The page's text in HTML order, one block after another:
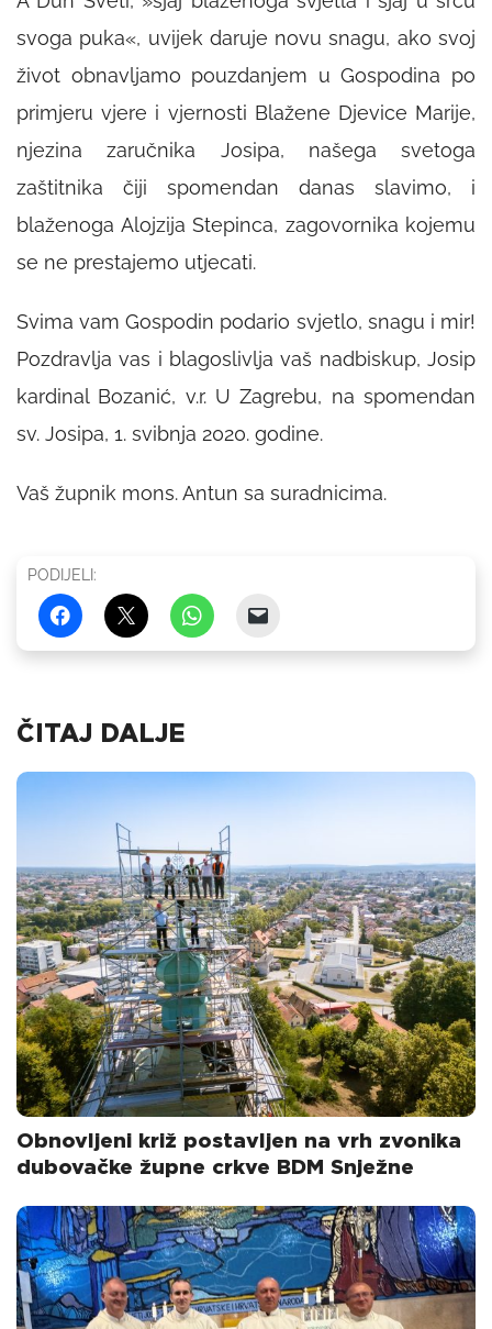
svoga puka«, uvijek daruje novu snagu, ako svoj
život obnavljamo pouzdanjem u Gospodina po
primjeru vjere i vjernosti Blažene Djevice Marije,
njezina zaručnika Josipa, našega svetoga
zaštitnika čiji spomendan danas slavimo, i
blaženoga Alojzija Stepinca, zagovornika kojemu
se ne prestajemo utjecati.
Svima vam Gospodin podario svjetlo, snagu i mir!
Pozdravlja vas i blagoslivlja vaš nadbiskup, Josip
kardinal Bozanić, v.r. U Zagrebu, na spomendan
sv. Josipa, 1. svibnja 2020. godine.
Vaš župnik mons. Antun sa suradnicima.
PODIJELI:
ČITAJ DALJE
Obnovljeni križ postavljen na vrh zvonika
dubovačke župne crkve BDM Snježne